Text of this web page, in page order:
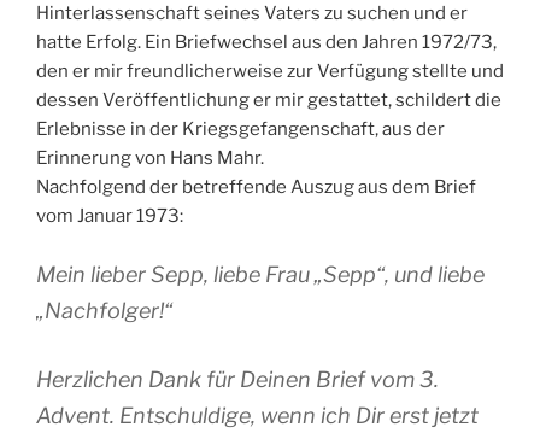
Hinterlassenschaft seines Vaters zu suchen und er
hatte Erfolg. Ein Briefwechsel aus den Jahren 1972/73,
den er mir freundlicherweise zur Verfügung stellte und
dessen Veröffentlichung er mir gestattet, schildert die
Erlebnisse in der Kriegsgefangenschaft, aus der
Erinnerung von Hans Mahr.
Nachfolgend der betreffende Auszug aus dem Brief
vom Januar 1973:
Mein lieber Sepp, liebe Frau „Sepp“, und liebe
„Nachfolger!“
Herzlichen Dank für Deinen Brief vom 3.
Advent. Entschuldige, wenn ich Dir erst jetzt